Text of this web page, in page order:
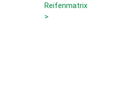
Reifenmatrix
>